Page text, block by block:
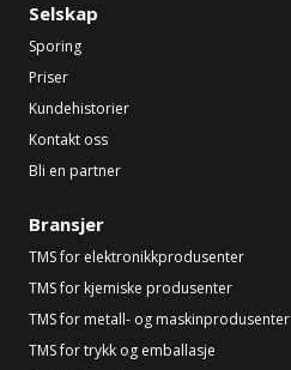
Selskap
Sporing
Priser
Kundehistorier
Kontakt oss
Bli en partner
Bransjer
TMS for elektronikkprodusenter
TMS for kjemiske produsenter
TMS for metall- og maskinprodusenter
TMS for trykk og emballasje